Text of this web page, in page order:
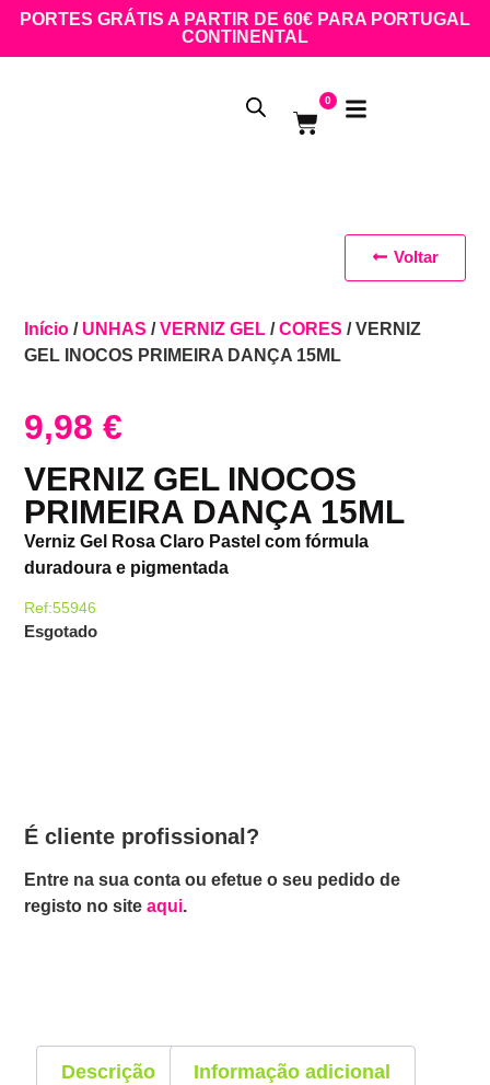
PORTES GRÁTIS A PARTIR DE 60€ PARA PORTUGAL
CONTINENTAL
0
Início / UNHAS /VERNIZ GEL /CORES / VERNIZ
GEL INOCOS PRIMEIRA DANÇA 15ML
9,98€
VERNIZ GEL INOCOS
PRIMEIRA DANÇA 15ML
Verniz Gel Rosa Claro Pastel com fórmula
duradoura e pigmentada
Ref:55946
Esgotado
É cliente profissional?
Entre na sua conta ou efetue o seu pedido de
registo no siteaqui.
Voltar
Descrição Informação adicional